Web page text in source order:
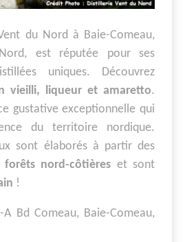
du Nord à Baie-Comeau,
est réputée pour ses
uniques. Découvrez
vieilli, liqueur et amaretto.
gustative exceptionnelle qui
du territoire nordique.
sont élaborés à partir des
forêts nord-côtières et sont
!
A Bd Comeau, Baie-Comeau,